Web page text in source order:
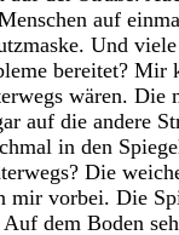
auf
Und
bereitet? Mir
wären. Die
auf die andere
in den
Die
mir vorbei. Die
Auf dem Boden